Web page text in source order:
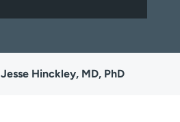
Jesse Hinckley, MD, PhD